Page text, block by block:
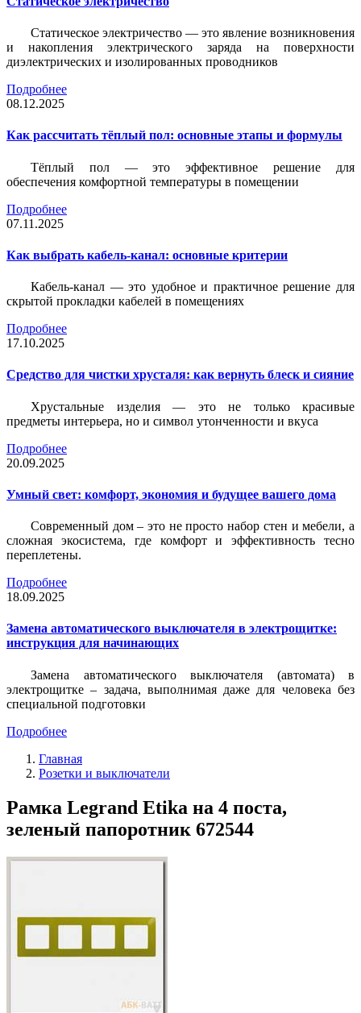
Статическое электричество — это явление возникновения
и накопления электрического заряда на поверхности
диэлектрических и изолированных проводников
Подробнее
08.12.2025
Как рассчитать тёплый пол: основные этапы и формулы
Тёплый пол — это эффективное решение для
обеспечения комфортной температуры в помещении
Подробнее
07.11.2025
Как выбрать кабель-канал: основные критерии
Кабель-канал — это удобное и практичное решение для
скрытой прокладки кабелей в помещениях
Подробнее
17.10.2025
Средство для чистки хрусталя: как вернуть блеск и сияние
Хрустальные изделия — это не только красивые
предметы интерьера, но и символ утонченности и вкуса
Подробнее
20.09.2025
Умный свет: комфорт, экономия и будущее вашего дома
Современный дом – это не просто набор стен и мебели, а
сложная экосистема, где комфорт и эффективность тесно
переплетены.
Подробнее
18.09.2025
Замена автоматического выключателя в электрощитке:
инструкция для начинающих
Замена автоматического выключателя (автомата) в
электрощитке – задача, выполнимая даже для человека без
специальной подготовки
Подробнее
Главная
Розетки и выключатели
Рамка Legrand Etika на 4 поста,
зеленый папоротник 672544